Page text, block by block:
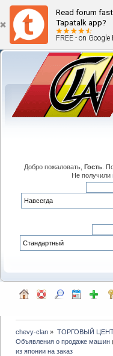
Read forum
Tapatalk app?
FREE - on Google
Добро пожаловать, Гость.
Не получили
chevy-clan » ТОРГОВЫЙ
Объявления о продаже машин
из японии на заказ